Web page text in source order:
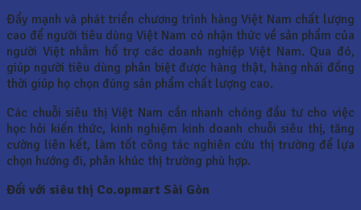
Đẩy mạnh và phát triển chương trình hàng Việt Nam chất lượng
cao để người tiêu dùng Việt Nam có nhận thức về sản phẩm của
người Việt nhằm hổ trợ các doanh nghiệp Việt Nam. Qua đó,
giúp người tiêu dùng phân biệt được hàng thật, hàng nhái đồng
thời giúp họ chọn đúng sản phẩm chất lượng cao.
Các chuỗi siêu thị Việt Nam cần nhanh chóng đầu tư cho việc
học hỏi kiến thức, kinh nghiệm kinh doanh chuỗi siêu thị, tăng
cường liên kết, làm tốt công tác nghiên cứu thị trường để lựa
chọn hướng đi, phân khúc thị trường phù hợp.
Đối với siêu thị Co.opmart Sài Gòn